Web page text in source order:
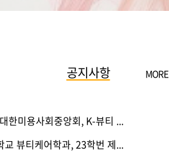
공지사항
한미용사회중앙회, K-뷰티 ...
교 뷰티케어학과, 23학번 제...
MORE